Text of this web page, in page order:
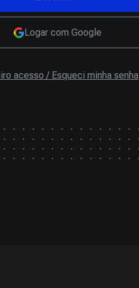
Logar com Google
acesso / Esqueci minha senha